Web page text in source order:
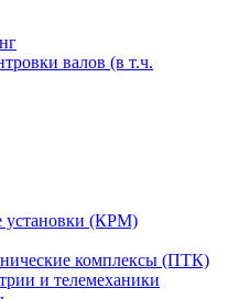
валов (в т.ч.
установки (КРМ)
комплексы (ПТК)
и телемеханики